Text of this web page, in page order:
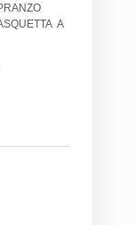
A